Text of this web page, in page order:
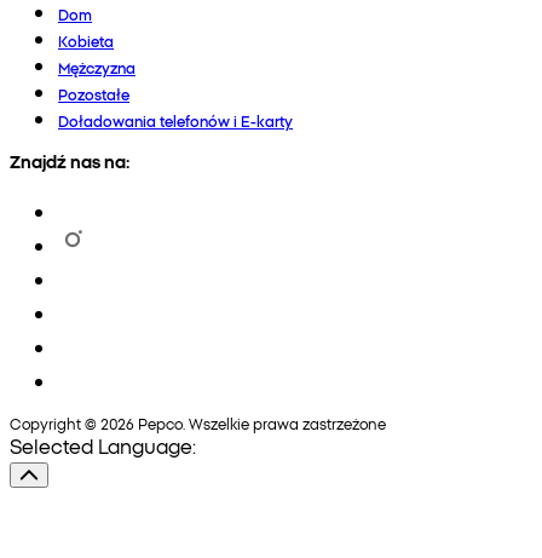
Dom
Kobieta
Mężczyzna
Pozostałe
Doładowania telefonów i E-karty
Znajdź nas na:
Copyright © 2026 Pepco. Wszelkie prawa zastrzeżone
Selected Language: